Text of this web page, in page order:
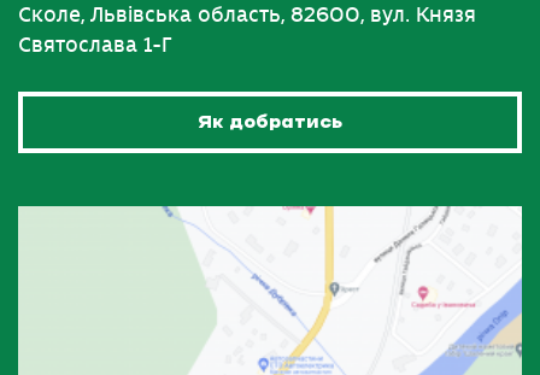
Сколе, Львівська область, 82600, вул. Князя
Святослава 1-Г
Як добратись